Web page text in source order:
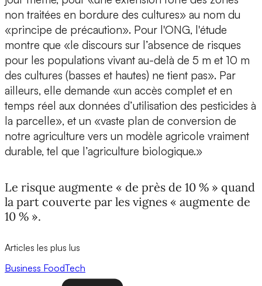
non traitées en bordure des cultures» au nom du
«principe de précaution». Pour l'ONG, l'étude
montre que «le discours sur l’absence de risques
pour les populations vivant au-delà de 5 m et 10 m
des cultures (basses et hautes) ne tient pas». Par
ailleurs, elle demande «un accès complet et en
temps réel aux données d’utilisation des pesticides à
la parcelle», et un «vaste plan de conversion de
notre agriculture vers un modèle agricole vraiment
durable, tel que l’agriculture biologique.»
Le risque augmente « de près de 10 % » quand
la part couverte par les vignes « augmente de
10 % ».
Articles les plus lus
Business FoodTech